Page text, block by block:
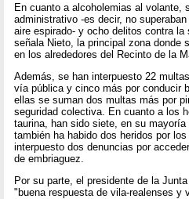
En cuanto a alcoholemias al volante,
administrativo -es decir, no
aire espirado- y ocho delitos contra
señala Nieto, la principal zona donde
en los alrededores del Recinto de la
Además, se han interpuesto 22
vía pública y cinco más por conducir
ellas se suman dos multas más por
seguridad colectiva. En cuanto a los
taurina, han sido siete, en su
también ha habido dos heridos por
interpuesto dos denuncias por
de embriaguez.
Por su parte, el presidente de la
"buena respuesta de vila-realenses y